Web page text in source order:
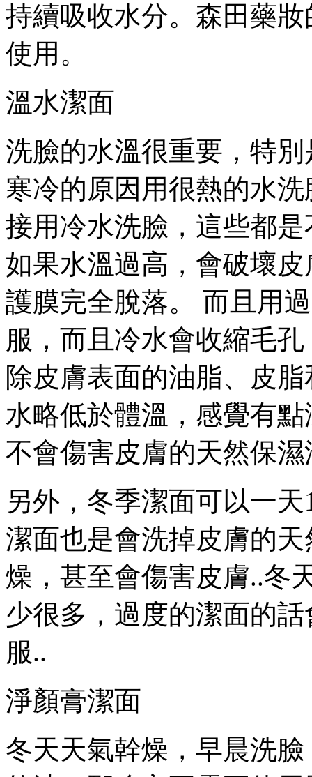
持續吸收水分。森田藥妝
使用。
溫水潔面
洗臉的水溫很重要，特
寒冷的原因用很熱的水
接用冷水洗臉，這些都
如果水溫過高，會破壞
護膜完全脫落。 而且用
服，而且冷水會收縮毛
除皮膚表面的油脂、皮
水略低於體溫，感覺有
不會傷害皮膚的天然保
另外，冬季潔面可以一
潔面也是會洗掉皮膚的
燥，甚至會傷害皮膚..冬
少很多，過度的潔面的
服..
淨顏膏潔面
冬天天氣幹燥，早晨洗